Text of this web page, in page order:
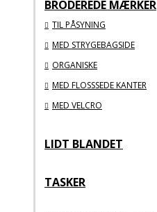
BRODEREDE MÆRKER
TIL PÅSYNING
MED STRYGEBAGSIDE
ORGANISKE
MED FLOSSSEDE KANTER
MED VELCRO
LIDT BLANDET
TASKER